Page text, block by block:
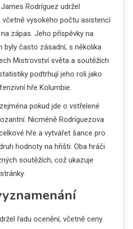
Rodríguez udržel
vysokého počtu asistencí
zápas. Jeho příspěvky na
byly často zásadní, s několika
Mistrovství světa a soutěžích
podtrhují jeho roli jako
hře Kolumbie.
pokud jde o vstřelené
Nicméně Rodríguezova
hře a vytvářet šance pro
hodnoty na hřišti. Oba hráči
soutěžích, což ukazuje
řadu ocenění, včetně ceny